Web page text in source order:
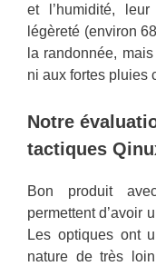
et l’humidité,
légèreté (environ
la randonnée,
ni aux fortes pluies
Notre
tactiques
Bon produit
permettent d’avoir
Les optiques ont
nature de très